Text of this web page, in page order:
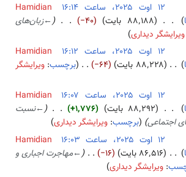
Hamidian
۸۸٬۱۸۸ بایت −۴۰ ←زبان‌های
ویرایشگر دیداری
Hamidian
۸۸٬۲۲۸ بایت
−۶۴
برچسب: ویرایشگر
Hamidian
۸۸٬۲۹۲ بایت +۱٬۷۷۶ ←نسبت
اجتماعی
برچسب:ویرایشگر دیداری
Hamidian
۸۶٬۵۱۶ بایت −۱۶ ←مهاجرت اجباری و
:ویرایشگر دیداری